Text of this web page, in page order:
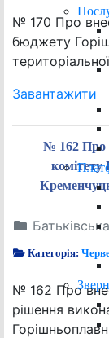
№ 170 Про
бюджету
Завантажити
№ 162 Про
комітету
Категорія:
№ 162 Про
рішення